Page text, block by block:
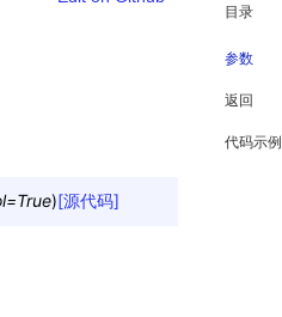
目录
参数
返回
代码示例
=True)[源代码]